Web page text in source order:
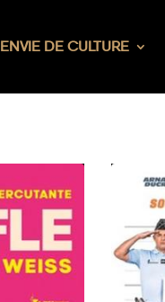
ENVIE DE CULTURE